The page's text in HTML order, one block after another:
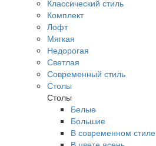
Классический стиль
Комплект
Лофт
Мягкая
Недорогая
Светлая
Современный стиль
Столы
Столы
Белые
Большие
В современном стиле